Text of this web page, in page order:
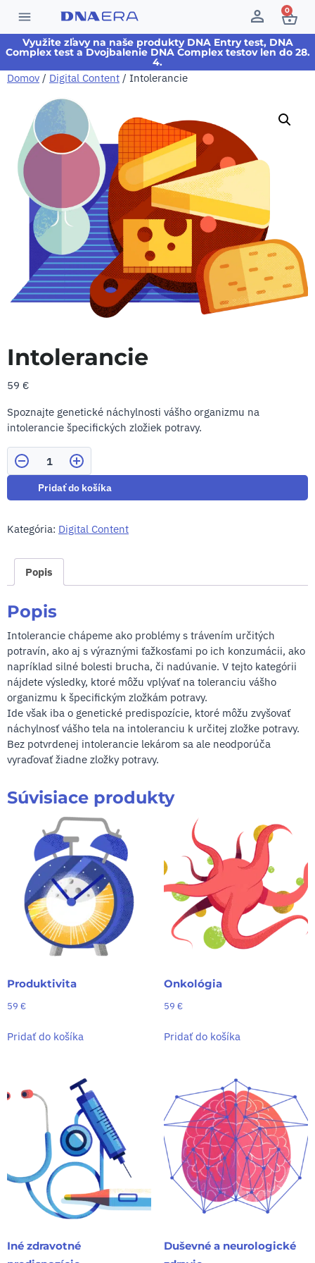
0
Využite zľavy na naše produkty DNA Entry test, DNA
Complex test a Dvojbalenie DNA Complex testov len do 28.
4.
Domov / Digital Content / Intolerancie
Intolerancie
59 €
Spoznajte genetické náchylnosti vášho organizmu na
intolerancie špecifických zložiek potravy.
Počet
Pridať do košíka
Kategória: Digital Content
Popis
Popis
Intolerancie chápeme ako problémy s trávením určitých
potravín, ako aj s výraznými ťažkosťami po ich konzumácii, ako
napríklad silné bolesti brucha, či nadúvanie. V tejto kategórii
nájdete výsledky, ktoré môžu vplývať na toleranciu vášho
organizmu k špecifickým zložkám potravy.
Ide však iba o genetické predispozície, ktoré môžu zvyšovať
náchylnosť vášho tela na intoleranciu k určitej zložke potravy.
Bez potvrdenej intolerancie lekárom sa ale neodporúča
vyraďovať žiadne zložky potravy.
Súvisiace produkty
Produktivita
59 €
Pridať do košíka
Onkológia
59 €
Pridať do košíka
Iné zdravotné
Duševné a neurologické